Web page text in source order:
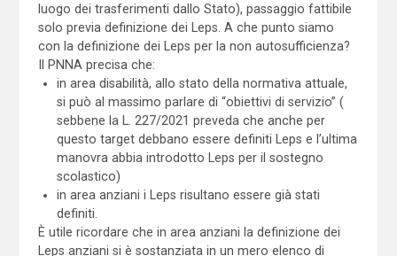
luogo dei trasferimenti dallo Stato), passaggio fattibile
solo previa definizione dei Leps. A che punto siamo
con la definizione dei Leps per la non autosufficienza?
Il PNNA precisa che:
in area disabilità, allo stato della normativa attuale,
si può al massimo parlare di “obiettivi di servizio” (
sebbene la L. 227/2021 preveda che anche per
questo target debbano essere definiti Leps e l’ultima
manovra abbia introdotto Leps per il sostegno
scolastico)
in area anziani i Leps risultano essere già stati
definiti.
È utile ricordare che in area anziani la definizione dei
Leps anziani si è sostanziata in un mero elenco di